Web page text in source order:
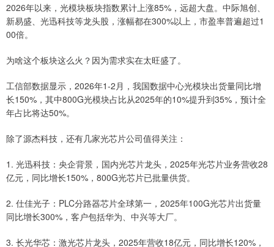
2026年以来，光模块板块指数累计上涨85%，远超大盘。中际旭创、
新易盛、光迅科技等龙头股，涨幅都在300%以上，市盈率普遍超过1
00倍。
为啥这个板块这么火？因为需求实在太旺盛了。
工信部数据显示，2026年1-2月，我国数据中心光模块出货量同比增
长150%，其中800G光模块占比从2025年的10%提升到35%，预计全
年占比将达50%。
除了源杰科技，还有几家光芯片公司值得关注：
1. 光迅科技：央企背景，国内光芯片龙头，2025年光芯片业务营收28
亿元，同比增长150%，800G光芯片已批量供货。
2. 仕佳光子：PLC分路器芯片全球第一，2025年100G光芯片出货量
同比增长300%，客户包括华为、中兴等大厂。
3. 长光华芯：激光芯片龙头，2025年营收18亿元，同比增长120%，